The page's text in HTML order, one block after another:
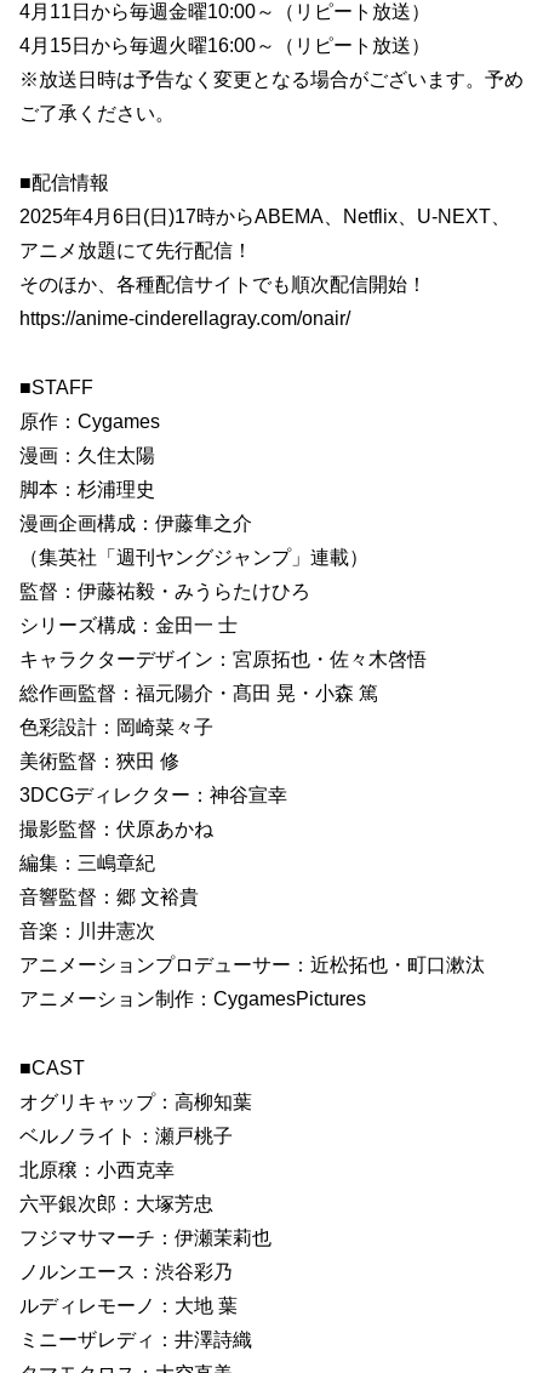
4月11日から毎週金曜10:00～（リピート放送）
4月15日から毎週火曜16:00～（リピート放送）
※放送日時は予告なく変更となる場合がございます。予め
ご了承ください。
■配信情報
2025年4月6日(日)17時からABEMA、Netflix、U-NEXT、
アニメ放題にて先行配信！
そのほか、各種配信サイトでも順次配信開始！
https://anime-cinderellagray.com/onair/
■STAFF
原作：Cygames
漫画：久住太陽
脚本：杉浦理史
漫画企画構成：伊藤隼之介
（集英社「週刊ヤングジャンプ」連載）
監督：伊藤祐毅・みうらたけひろ
シリーズ構成：金田一 士
キャラクターデザイン：宮原拓也・佐々木啓悟
総作画監督：福元陽介・髙田 晃・小森 篤
色彩設計：岡崎菜々子
美術監督：狹田 修
3DCGディレクター：神谷宣幸
撮影監督：伏原あかね
編集：三嶋章紀
音響監督：郷 文裕貴
音楽：川井憲次
アニメーションプロデューサー：近松拓也・町口漱汰
アニメーション制作：CygamesPictures
■CAST
オグリキャップ：高柳知葉
ベルノライト：瀬戸桃子
北原穣：小西克幸
六平銀次郎：大塚芳忠
フジマサマーチ：伊瀬茉莉也
ノルンエース：渋谷彩乃
ルディレモーノ：大地 葉
ミニーザレディ：井澤詩織